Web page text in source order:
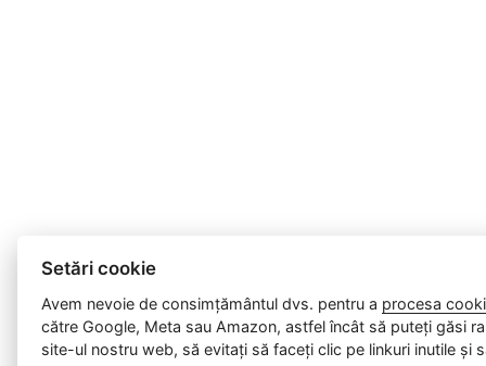
Setări cookie
Avem nevoie de consimțământul dvs. pentru a procesa
către Google, Meta sau Amazon, astfel încât să puteți găsi
site-ul nostru web, să evitați să faceți clic pe linkuri inutile și